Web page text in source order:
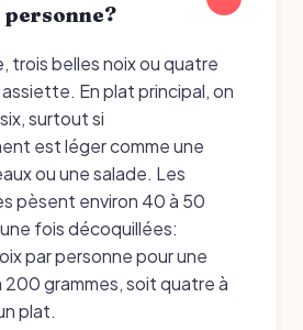
trois belles noix ou quatre
En plat principal, on
surtout si
est léger comme une
ou une salade. Les
pèsent environ 40 à 50
fois décoquillées:
par personne pour une
grammes, soit quatre à
plat.